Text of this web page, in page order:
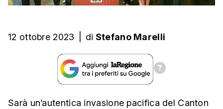
12 ottobre 2023 di Stefano Marelli
Sarà un’autentica invasione pacifica del Canton